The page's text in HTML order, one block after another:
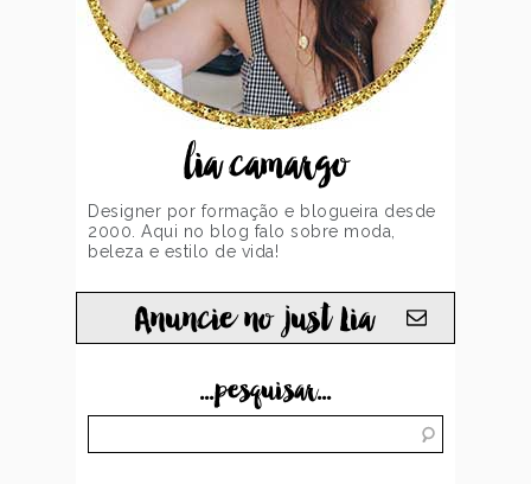
lia camargo
Designer por formação e blogueira desde
2000. Aqui no blog falo sobre moda,
beleza e estilo de vida!
Anuncie no just Lia
...pesquisar...